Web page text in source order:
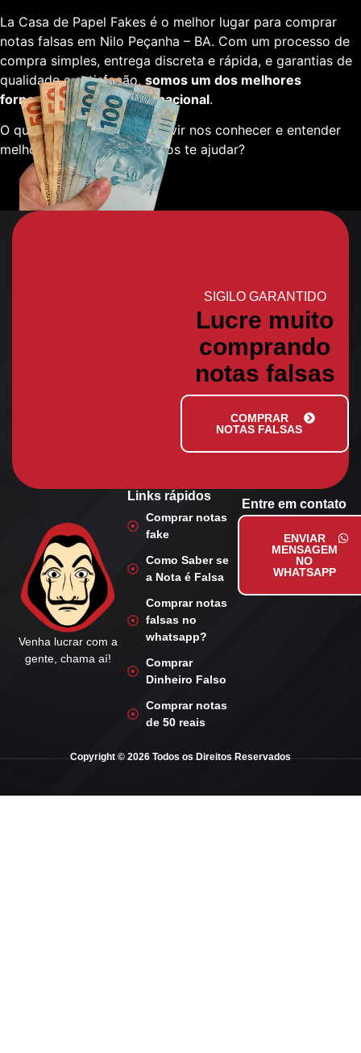
La Casa de Papel Fakes é o melhor lugar para comprar
notas falsas em Nilo Peçanha – BA. Com um processo de
compra simples, entrega discreta e rápida, e garantias de
qualidade e satisfação, somos um dos melhores
fornecedores em escala nacional.
O que está esperando para vir nos conhecer e entender
melhor sobre como podemos te ajudar?
SIGILO GARANTIDO
Lucre muito
comprando
notas falsas
COMPRAR
NOTAS FALSAS
Venha lucrar com a
gente, chama aí!
Links rápidos
Comprar notas
fake
Como Saber se
a Nota é Falsa
Comprar notas
falsas no
whatsapp?
Comprar
Dinheiro Falso
Comprar notas
de 50 reais
Entre em contato
ENVIAR
MENSAGEM
NO
WHATSAPP
Copyright © 2026 Todos os Direitos Reservados